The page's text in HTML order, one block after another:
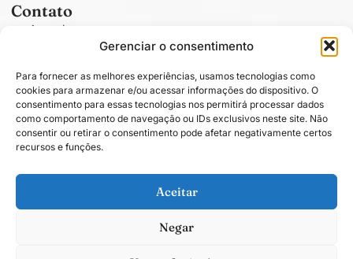
Gerenciar o consentimento
Para fornecer as melhores experiências, usamos tecnologias como
cookies para armazenar e/ou acessar informações do dispositivo. O
consentimento para essas tecnologias nos permitirá processar dados
como comportamento de navegação ou IDs exclusivos neste site. Não
consentir ou retirar o consentimento pode afetar negativamente certos
recursos e funções.
Aceitar
Negar
Contato
Anunciar
Política de Privacidade
Todos os direitos estão reservados. O conteúdo publicado em blogs, colunas